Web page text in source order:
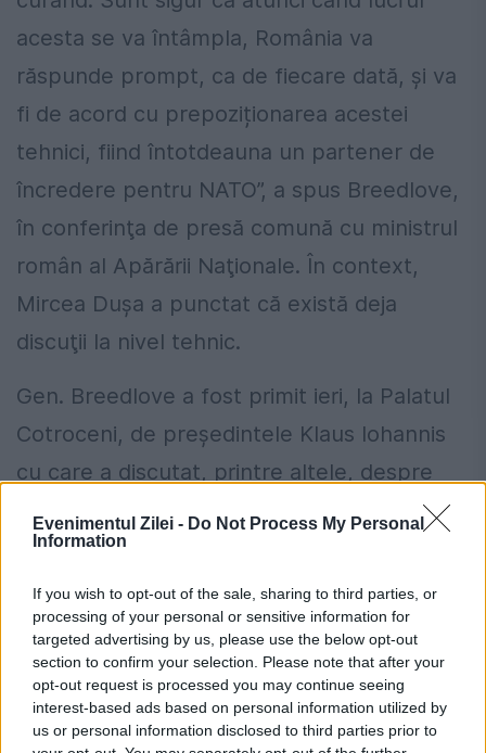
Evenimentul Zilei - Do Not Process My Personal
Information
If you wish to opt-out of the sale, sharing to third parties, or
processing of your personal or sensitive information for
targeted advertising by us, please use the below opt-out
section to confirm your selection. Please note that after your
opt-out request is processed you may continue seeing
interest-based ads based on personal information utilized by
us or personal information disclosed to third parties prior to
acesta se va întâmpla, România va
răspunde prompt, ca de fiecare dată, și va
fi de acord cu prepoziționarea acestei
tehnici, fiind întotdeauna un partener de
încredere pentru NATO”, a spus Breedlove,
în conferinţa de presă comună cu ministrul
român al Apărării Naţionale. În context,
Mircea Duşa a punctat că există deja
discuţii la nivel tehnic.
Gen. Breedlove a fost primit ieri, la Palatul
Cotroceni, de preşedintele Klaus Iohannis
cu care a discutat, printre altele, despre
situaţia „instabilă” din Ucraina.
Președinției, „domnul general Breedlove a
reafirmat că NATO dorește rezolvarea
diplomatică a conflictului din Ucraina și că
scopurile organizației sunt exclusiv